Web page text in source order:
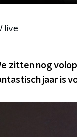
live
zitten nog
jaar is